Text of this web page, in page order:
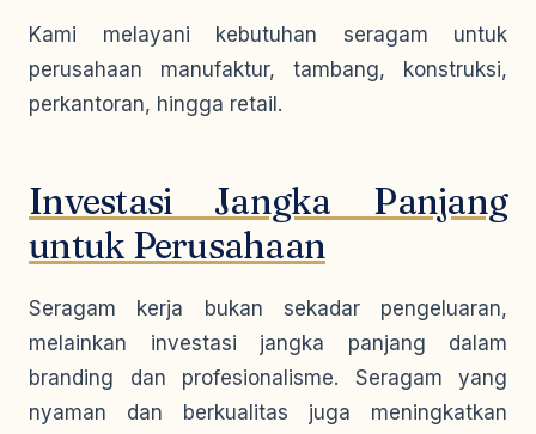
Kami melayani kebutuhan seragam untuk
perusahaan manufaktur, tambang, konstruksi,
perkantoran, hingga retail.
Investasi Jangka Panjang
untuk Perusahaan
Seragam kerja bukan sekadar pengeluaran,
melainkan investasi jangka panjang dalam
branding dan profesionalisme. Seragam yang
nyaman dan berkualitas juga meningkatkan